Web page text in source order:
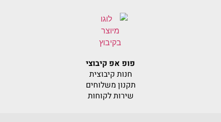
פופ אפ קיבוצי
חנות קיבוצית
תקנון משלוחים
שירות לקוחות